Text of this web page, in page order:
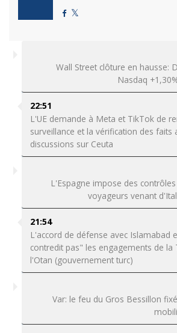
Wall Street clôture en hausse:
Nasdaq
22:51
L'UE demande à Meta et TikTok de
surveillance et la vérification des faits
discussions sur Ceuta
L'Espagne impose des
voyageurs venant
21:54
L'accord de défense avec Islamabad
contredit pas" les engagements de la
l'Otan (gouvernement turc)
Var: le feu du Gros Bessillon